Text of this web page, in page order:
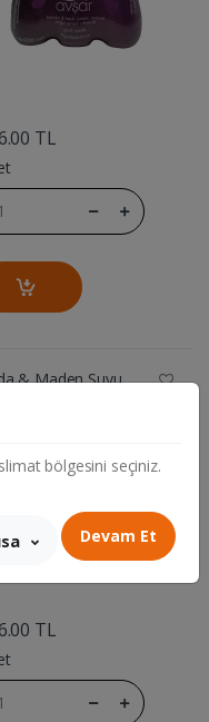
TL
& Maden Suyu
TL
bölgesini seçiniz.
Devam Et